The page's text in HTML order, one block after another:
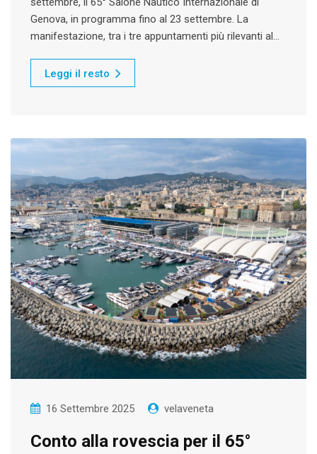
Genova, in programma fino al 23 settembre. La
manifestazione, tra i tre appuntamenti più rilevanti al…
Leggi il resto
16 Settembre 2025 velaveneta
Conto alla rovescia per il 65°